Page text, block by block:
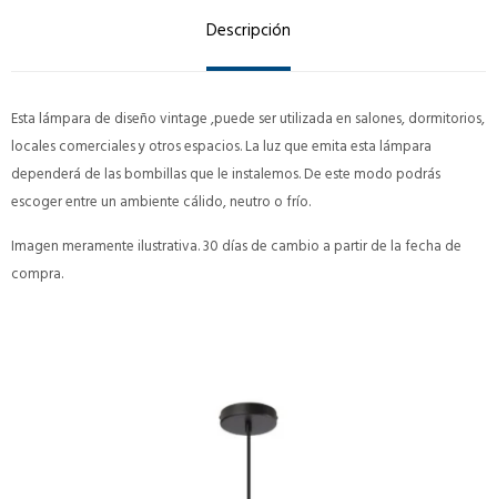
Descripción
Esta lámpara de diseño vintage ,puede ser utilizada en salones, dormitorios,
locales comerciales y otros espacios. La luz que emita esta lámpara
dependerá de las bombillas que le instalemos. De este modo podrás
escoger entre un ambiente cálido, neutro o frío.
Imagen meramente ilustrativa. 30 días de cambio a partir de la fecha de
compra.